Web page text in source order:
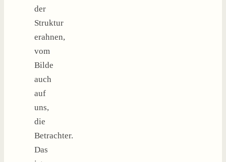
der
Struktur
erahnen,
vom
Bilde
auch
auf
uns,
die
Betrachter.
Das